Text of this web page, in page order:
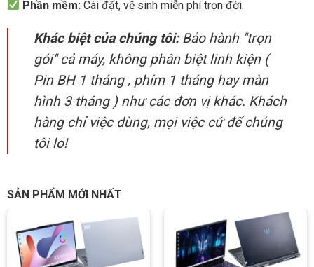
Phần mềm: Cài đặt, vệ sinh miễn phí trọn đời.
Khác biệt của chúng tôi:Bảo hành "trọn
gói" cả máy, không phân biệt linh kiện (
Pin BH 1 tháng , phím 1 tháng hay màn
hình 3 tháng ) như các đơn vị khác. Khách
hàng chỉ việc dùng, mọi việc cứ để chúng
tôi lo!
SẢN PHẨM MỚI NHẤT